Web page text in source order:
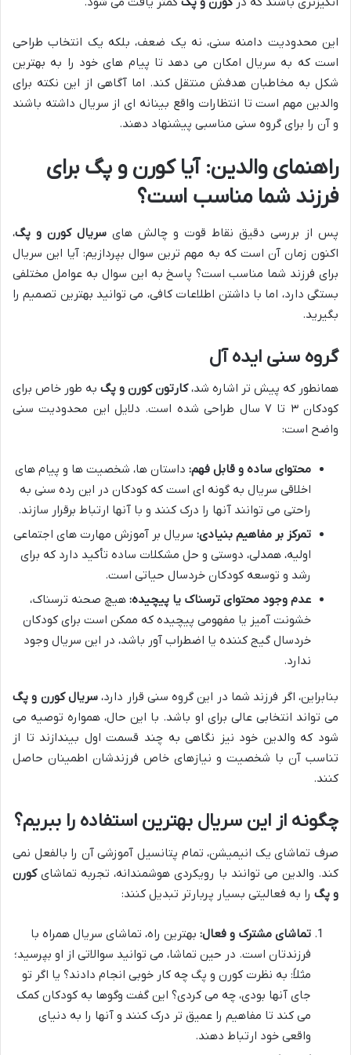
این محدودیت دامنه سنی، نه یک ضعف، بلکه یک انتخاب طراحی
است که به سریال امکان می دهد تا پیام های خود را به بهترین
شکل به مخاطبان هدفش منتقل کند. اما آگاهی از این نکته برای
والدین مهم است تا انتظارات واقع بینانه ای از سریال داشته باشند
و آن را برای گروه سنی مناسبی پیشنهاد دهند.
راهنمای والدین: آیا کورن و پگ برای
فرزند شما مناسب است؟
پس از بررسی دقیق نقاط قوت و چالش های سریال کورن و پگ،
اکنون زمان آن است که به مهم ترین سوال بپردازیم: آیا این سریال
برای فرزند شما مناسب است؟ پاسخ به این سوال به عوامل مختلفی
بستگی دارد، اما با داشتن اطلاعات کافی، می توانید بهترین تصمیم را
بگیرید.
گروه سنی ایده آل
همانطور که پیش تر اشاره شد،کارتون کورن و پگ به طور خاص برای
کودکان ۳ تا ۷ سال طراحی شده است. دلایل این محدودیت سنی
واضح است:
محتوای ساده و قابل فهم: داستان ها، شخصیت ها و پیام های
اخلاقی سریال به گونه ای است که کودکان در این رده سنی به
راحتی می توانند آنها را درک کنند و با آنها ارتباط برقرار سازند.
تمرکز بر مفاهیم بنیادی: سریال بر آموزش مهارت های اجتماعی
اولیه، همدلی، دوستی و حل مشکلات ساده تأکید دارد که برای
رشد و توسعه کودکان خردسال حیاتی است.
عدم وجود محتوای ترسناک یا پیچیده: هیچ صحنه ترسناک،
خشونت آمیز یا مفهومی پیچیده که ممکن است برای کودکان
خردسال گیج کننده یا اضطراب آور باشد، در این سریال وجود
ندارد.
بنابراین، اگر فرزند شما در این گروه سنی قرار دارد،سریال کورن و پگ
می تواند انتخابی عالی برای او باشد. با این حال، همواره توصیه می
شود که والدین خود نیز نگاهی به چند قسمت اول بیندازند تا از
تناسب آن با شخصیت و نیازهای خاص فرزندشان اطمینان حاصل
کنند.
چگونه از این سریال بهترین استفاده را ببریم؟
صرف تماشای یک انیمیشن، تمام پتانسیل آموزشی آن را بالفعل نمی
کند. والدین می توانند با رویکردی هوشمندانه، تجربه تماشایکورن
و پگ را به فعالیتی بسیار پربارتر تبدیل کنند:
تماشای مشترک و فعال: بهترین راه، تماشای سریال همراه با
فرزندتان است. در حین تماشا، می توانید سوالاتی از او بپرسید؛
مثلاً: به نظرت کورن و پگ چه کار خوبی انجام دادند؟ یا اگر تو
جای آنها بودی، چه می کردی؟ این گفت وگوها به کودکان کمک
می کند تا مفاهیم را عمیق تر درک کنند و آنها را به دنیای
واقعی خود ارتباط دهند.